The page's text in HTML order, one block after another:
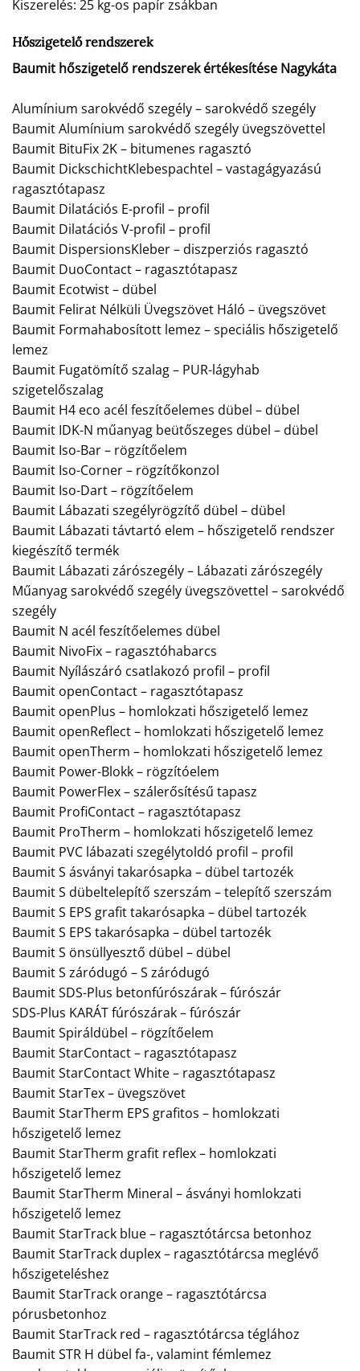
Kiszerelés: 25 kg-os papír zsákban
Hőszigetelő rendszerek
Baumit hőszigetelő rendszerek értékesítése Nagykáta
Alumínium sarokvédő szegély – sarokvédő szegély
Baumit Alumínium sarokvédő szegély üvegszövettel
Baumit BituFix 2K – bitumenes ragasztó
Baumit DickschichtKlebespachtel – vastagágyazású
ragasztótapasz
Baumit Dilatációs E-profil – profil
Baumit Dilatációs V-profil – profil
Baumit DispersionsKleber – diszperziós ragasztó
Baumit DuoContact – ragasztótapasz
Baumit Ecotwist – dübel
Baumit Felirat Nélküli Üvegszövet Háló – üvegszövet
Baumit Formahabosított lemez – speciális hőszigetelő
lemez
Baumit Fugatömítő szalag – PUR-lágyhab
szigetelőszalag
Baumit H4 eco acél feszítőelemes dübel – dübel
Baumit IDK-N műanyag beütőszeges dübel – dübel
Baumit Iso-Bar – rögzítőelem
Baumit Iso-Corner – rögzítőkonzol
Baumit Iso-Dart – rögzítőelem
Baumit Lábazati szegélyrögzítő dübel – dübel
Baumit Lábazati távtartó elem – hőszigetelő rendszer
kiegészítő termék
Baumit Lábazati zárószegély – Lábazati zárószegély
Műanyag sarokvédő szegély üvegszövettel – sarokvédő
szegély
Baumit N acél feszítőelemes dübel
Baumit NivoFix – ragasztóhabarcs
Baumit Nyílászáró csatlakozó profil – profil
Baumit openContact – ragasztótapasz
Baumit openPlus – homlokzati hőszigetelő lemez
Baumit openReflect – homlokzati hőszigetelő lemez
Baumit openTherm – homlokzati hőszigetelő lemez
Baumit Power-Blokk – rögzítóelem
Baumit PowerFlex – szálerősítésű tapasz
Baumit ProfiContact – ragasztótapasz
Baumit ProTherm – homlokzati hőszigetelő lemez
Baumit PVC lábazati szegélytoldó profil – profil
Baumit S ásványi takarósapka – dübel tartozék
Baumit S dübeltelepítő szerszám – telepítő szerszám
Baumit S EPS grafit takarósapka – dübel tartozék
Baumit S EPS takarósapka – dübel tartozék
Baumit S önsüllyesztő dübel – dübel
Baumit S záródugó – S záródugó
Baumit SDS-Plus betonfúrószárak – fúrószár
SDS-Plus KARÁT fúrószárak – fúrószár
Baumit Spiráldübel – rögzítőelem
Baumit StarContact – ragasztótapasz
Baumit StarContact White – ragasztótapasz
Baumit StarTex – üvegszövet
Baumit StarTherm EPS grafitos – homlokzati
hőszigetelő lemez
Baumit StarTherm grafit reflex – homlokzati
hőszigetelő lemez
Baumit StarTherm Mineral – ásványi homlokzati
hőszigetelő lemez
Baumit StarTrack blue – ragasztótárcsa betonhoz
Baumit StarTrack duplex – ragasztótárcsa meglévő
hőszigeteléshez
Baumit StarTrack orange – ragasztótárcsa
pórusbetonhoz
Baumit StarTrack red – ragasztótárcsa téglához
Baumit STR H dübel fa-, valamint fémlemez